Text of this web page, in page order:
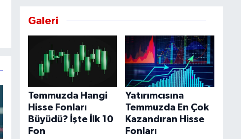
Galeri
Temmuzda Hangi
Hisse Fonları
Büyüdü? İşte İlk 10
Fon
Yatırımcısına
Temmuzda En Çok
Kazandıran Hisse
Fonları